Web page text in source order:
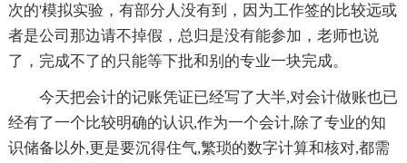
次的'模拟实验，有部分人没有到，因为工作签的比较远或
者是公司那边请不掉假，总归是没有能参加，老师也说
了，完成不了的只能等下批和别的专业一块完成。
今天把会计的记账凭证已经写了大半,对会计做账也已
经有了一个比较明确的认识,作为一个会计,除了专业的知
识储备以外,更是要沉得住气,繁琐的数字计算和核对,都需